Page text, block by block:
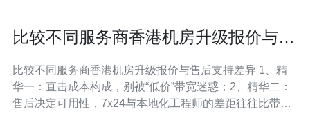
比较不同服务商香港机房升级报价与售
比较不同服务商香港机房升级报价与售后支持差异 1、精
华一：直击成本构成，别被“低价”带宽迷惑；2、精华二：
售后决定可用性，7x24与本地化工程师的差距往往比带宽